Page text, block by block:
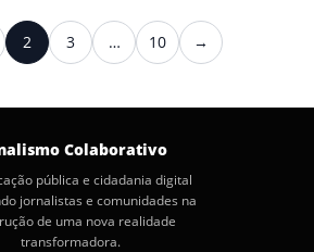
2 3 … 10 →Próximo
Colaborativo
pública e cidadania digital
jornalistas e comunidades na
de uma nova realidade
transformadora.